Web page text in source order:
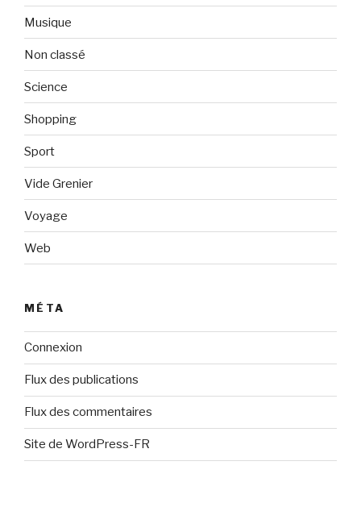
Musique
Non classé
Science
Shopping
Sport
Vide Grenier
Voyage
Web
MÉTA
Connexion
Flux des publications
Flux des commentaires
Site de WordPress-FR